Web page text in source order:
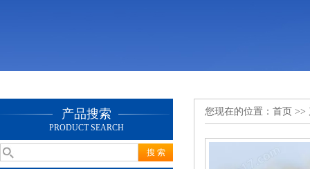
产品搜索
PRODUCT SEARCH
您现在的位置： 首页 >>